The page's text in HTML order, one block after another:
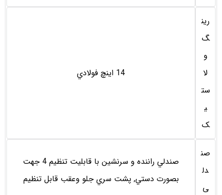
رین
گ
و
لا
ست
ی
ک
14 اينچ فولادي
صن
دل
ی
صندلي راننده و سرنشين با قابليت تنظيم 4 جهت
بصورت دستي, پشت سري جلو وعقب قابل تنظيم